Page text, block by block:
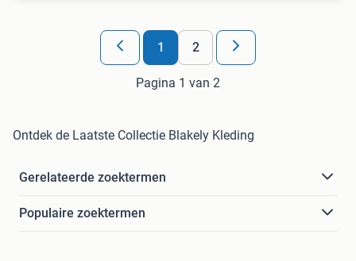
1 2
Pagina 1 van 2
Ontdek de Laatste Collectie Blakely Kleding
Gerelateerde zoektermen
Populaire zoektermen